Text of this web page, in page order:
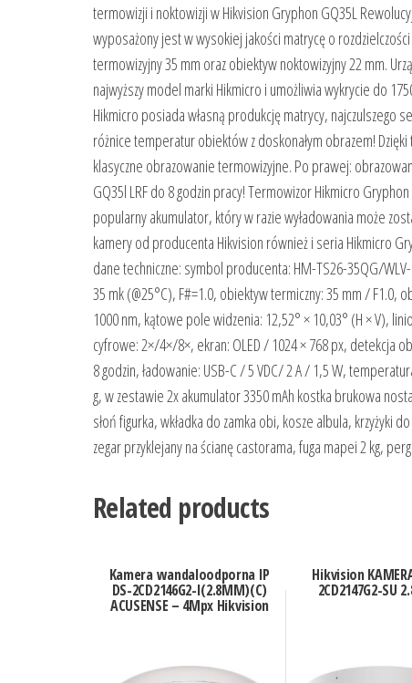
termowizji i noktowizji w Hikvision Gryphon GQ35L
wyposażony jest w wysokiej jakości matrycę o
termowizyjny 35 mm oraz obiektyw noktowizyjny 22 mm.
najwyższy model marki Hikmicro i umożliwia wykrycie do
Hikmicro posiada własną produkcję matrycy, najczulszego
różnice temperatur obiektów z doskonałym obrazem!
klasyczne obrazowanie termowizyjne. Po prawej:
GQ35l LRF do 8 godzin pracy! Termowizor Hikmicro
popularny akumulator, który w razie wyładowania może
kamery od producenta Hikvision również i seria Hikmicro
dane techniczne: symbol producenta: HM-TS26-35QG/
35 mk (@25°C), F#=1.0, obiektyw termiczny: 35 mm / F1.0,
1000 nm, kątowe pole widzenia: 12,52° × 10,03° (H × V),
cyfrowe: 2×/4×/8×, ekran: OLED / 1024 × 768 px, detekcja
8 godzin, ładowanie: USB-C / 5 VDC/ 2 A / 1,5 W,
g, w zestawie 2x akumulator 3350 mAh kostka brukowa
słoń figurka, wkładka do zamka obi, kosze albula, krzyżyki
zegar przyklejany na ścianę castorama, fuga mapei 2 kg,
Related products
Kamera wandaloodporna IP
DS-2CD2146G2-I(2.8MM)(C)
ACUSENSE – 4Mpx Hikvision
Hikvision
2CD2147G2-SU